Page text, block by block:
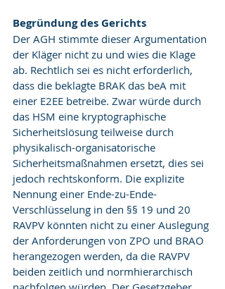
Begründung des Gerichts
Der AGH stimmte dieser Argumentation
der Kläger nicht zu und wies die Klage
ab. Rechtlich sei es nicht erforderlich,
dass die beklagte BRAK das beA mit
einer E2EE betreibe. Zwar würde durch
das HSM eine kryptographische
Sicherheitslösung teilweise durch
physikalisch-organisatorische
Sicherheitsmaßnahmen ersetzt, dies sei
jedoch rechtskonform. Die explizite
Nennung einer Ende-zu-Ende-
Verschlüsselung in den §§ 19 und 20
RAVPV könnten nicht zu einer Auslegung
der Anforderungen von ZPO und BRAO
herangezogen werden, da die RAVPV
beiden zeitlich und normhierarchisch